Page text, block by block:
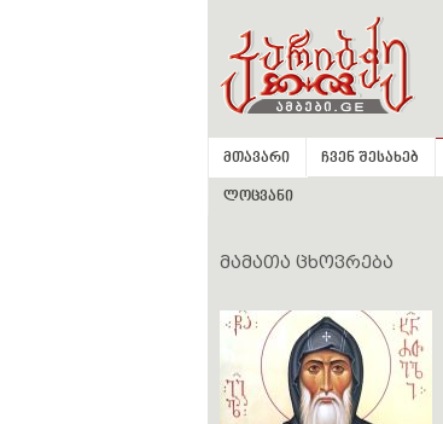
მთავარი ჩვენ შესახებ
ლოცვანი
მამათა ცხოვრება